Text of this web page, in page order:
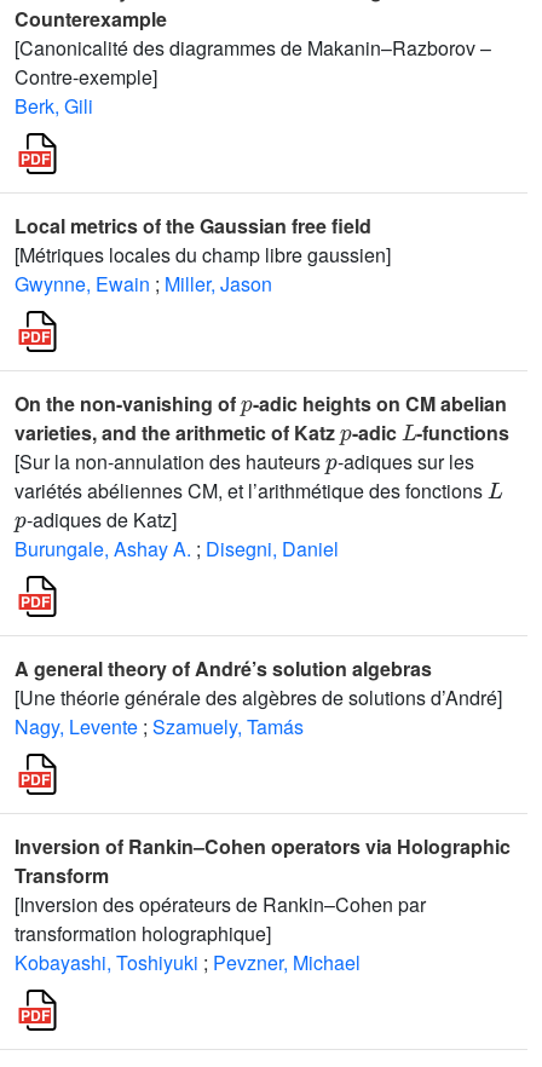
Counterexample
[Canonicalité des diagrammes de Makanin–Razborov –
Contre-exemple]
Berk, Gili
Local metrics of the Gaussian free field
[Métriques locales du champ libre gaussien]
Gwynne, Ewain ; Miller, Jason
On the non-vanishing of -adic heights on CM abelian
varieties, and the arithmetic of Katz
p
-adic
L
-functions
[Sur la non-annulation des hauteurs
p
-adiques sur les
variétés abéliennes CM, et l’arithmétique des fonctions
p
-adiques de Katz]
Burungale, Ashay A. ; Disegni, Daniel
A general theory of André’s solution algebras
[Une théorie générale des algèbres de solutions d’André]
Nagy, Levente ; Szamuely, Tamás
Inversion of Rankin–Cohen operators via Holographic
Transform
[Inversion des opérateurs de Rankin–Cohen par
transformation holographique]
Kobayashi, Toshiyuki ; Pevzner, Michael